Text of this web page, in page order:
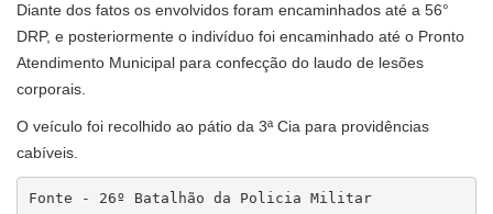
Diante dos fatos os envolvidos foram encaminhados até a 56°
DRP, e posteriormente o indivíduo foi encaminhado até o Pronto
Atendimento Municipal para confecção do laudo de lesões
corporais.
O veículo foi recolhido ao pátio da 3ª Cia para providências
cabíveis.
Fonte - 26º Batalhão da Policia Militar